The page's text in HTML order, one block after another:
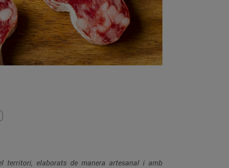
territori, elaborats de manera artesanal i amb